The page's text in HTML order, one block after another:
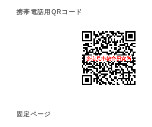
携帯電話用QRコード
固定ページ